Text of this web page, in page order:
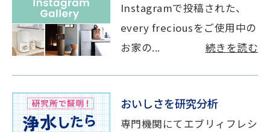
Instagramで投稿された、
every freciousをご使用中の
お家の...
続きを読む
おいしさを研究分析
専門機関にてエブリィフレシ